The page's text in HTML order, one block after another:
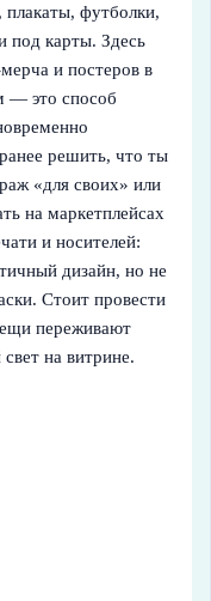
футболки,
под карты. Здесь
и постеров в
— это способ
решить, что ты
«для своих» или
на маркетплейсах
и носителей:
дизайн, но не
Стоит провести
переживают
на витрине.